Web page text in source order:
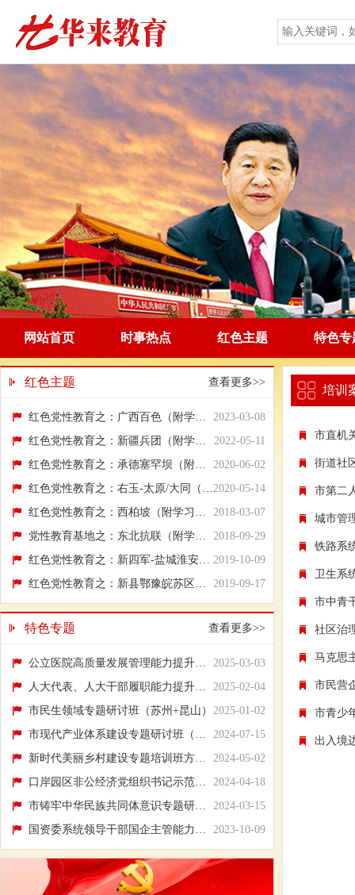
网站首页 时事热点 红色主题 特色专
红色主题 查看更多>>
2023-03-08
红色党性教育之：广西百色（附学习行程方案）
2022-05-11
红色党性教育之：新疆兵团（附学习行程方案）
2020-06-02
红色党性教育之：承德塞罕坝（附学习行程方案）
2020-05-14
红色党性教育之：右玉-太原/大同（附学习行...
2018-03-07
红色党性教育之：西柏坡（附学习行程方案）
2018-09-29
党性教育基地之：东北抗联（附学习行程方案）
2019-10-09
红色党性教育之：新四军-盐城淮安（附学习行...
2019-09-17
红色党性教育之：新县鄂豫皖苏区（附学习行...
特色专题 查看更多>>
2025-03-03
公立医院高质量发展管理能力提升培训班（广...
2025-02-04
人大代表、人大干部履职能力提升培训班（重...
2025-01-02
市民生领域专题研讨班（苏州+昆山）
2024-07-15
市现代产业体系建设专题研讨班（昆山+苏州）
2024-05-02
新时代美丽乡村建设专题培训班方案（杭州+绍...
2024-04-18
口岸园区非公经济党组织书记示范培训班（防...
2024-03-15
市铸牢中华民族共同体意识专题研讨班（昆明...
2023-10-09
国资委系统领导干部国企主管能力提升班学习...
培训
市直机
街道社
市第二
城市管
铁路系
卫生系
市中青
社区治
马克思
市民营
市青少
出入境